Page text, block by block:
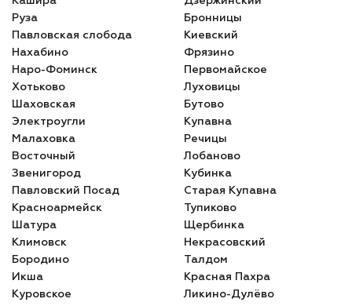
Руза
Бронницы
Павловская слобода
Киевский
Нахабино
Фрязино
Наро-Фоминск
Первомайское
Хотьково
Луховицы
Шаховская
Бутово
Электроугли
Купавна
Малаховка
Речицы
Восточный
Лобаново
Звенигород
Кубинка
Павловский Посад
Старая Купавна
Красноармейск
Тупиково
Шатура
Щербинка
Климовск
Некрасовский
Бородино
Талдом
Икша
Красная Пахра
Куровское
Ликино-Дулёво